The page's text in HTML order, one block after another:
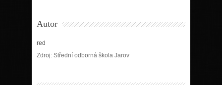
Autor
red
Zdroj: Střední odborná škola Jarov